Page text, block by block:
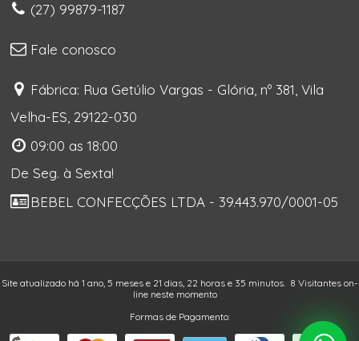
(27) 99879-1187
Fale conosco
Fábrica: Rua Getúlio Vargas - Glória, nº 381, Vila
Velha-ES, 29122-030
09:00 as 18:00
De Seg. à Sexta!
BEBEL CONFECÇÕES LTDA - 39.443.970/0001-05
Site atualizado há 1 ano, 5 meses e 21 dias, 22 horas e 35 minutos. 8 Visitantes on-
line neste momento
Formas de Pagamento: